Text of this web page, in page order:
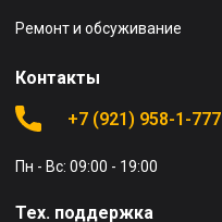
Ремонт и обсуживание
Контакты
+7 (921) 958-1-777
Пн - Вс: 09:00 - 19:00
Тех. поддержка